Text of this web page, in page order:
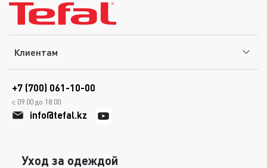
Клиентам
+7 (700) 061-10-00
с 09.00 до 18.00
info@tefal.kz
Уход за одеждой